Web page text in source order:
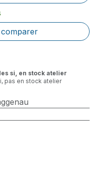
si, en stock atelier
pas en stock atelier